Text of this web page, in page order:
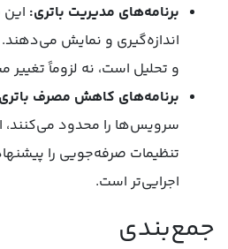
برنامه‌های مدیریت باتری: این
اندازه‌گیری و نمایش
و تحلیل است، نه لزوماً
برنامه‌های کاهش مصرف
سرویس‌ها را محدود می‌کنند،
تنظیمات صرفه‌جویی را
اجرایی‌تر است.
جمع‌بندی